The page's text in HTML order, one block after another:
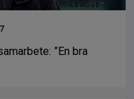
”En bra